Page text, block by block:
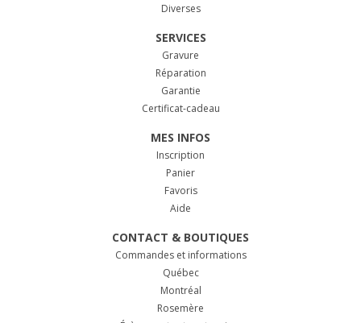
Diverses
SERVICES
Gravure
Réparation
Garantie
Certificat-cadeau
MES INFOS
Inscription
Panier
Favoris
Aide
CONTACT & BOUTIQUES
Commandes et informations
Québec
Montréal
Rosemère